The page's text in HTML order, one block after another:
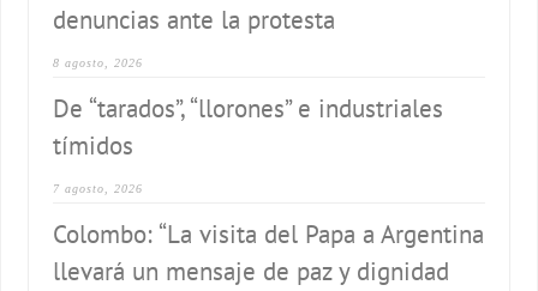
denuncias ante la protesta
8 agosto, 2026
De “tarados”, “llorones” e industriales
tímidos
7 agosto, 2026
Colombo: “La visita del Papa a Argentina
llevará un mensaje de paz y dignidad